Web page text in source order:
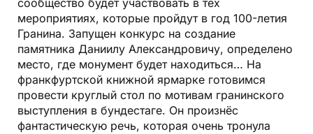
мероприятиях, которые пройдут в год 100-летия
Гранина. Запущен конкурс на создание
памятника Даниилу Александровичу, определено
место, где монумент будет находиться… На
франкфуртской книжной ярмарке готовимся
провести круглый стол по мотивам гранинского
выступления в бундестаге. Он произнёс
фантастическую речь, которая очень тронула